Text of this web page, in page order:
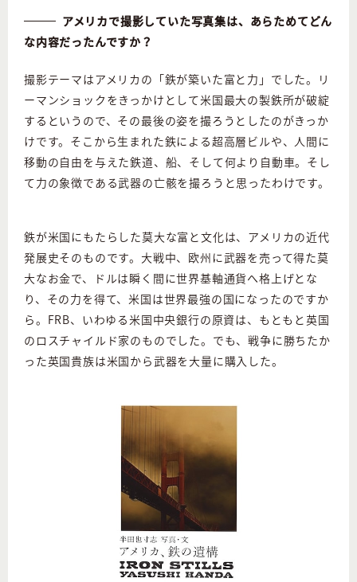
アメリカで撮影していた写真集は、あらためてどん
な内容だったんですか？
撮影テーマはアメリカの「鉄が築いた富と力」でした。リ
ーマンショックをきっかけとして米国最大の製鉄所が破綻
するというので、その最後の姿を撮ろうとしたのがきっか
けです。そこから生まれた鉄による超高層ビルや、人間に
移動の自由を与えた鉄道、船、そして何より自動車。そし
て力の象徴である武器の亡骸を撮ろうと思ったわけです。
鉄が米国にもたらした莫大な富と文化は、アメリカの近代
発展史そのものです。大戦中、欧州に武器を売って得た莫
大なお金で、ドルは瞬く間に世界基軸通貨へ格上げとな
り、その力を得て、米国は世界最強の国になったのですか
ら。FRB、いわゆる米国中央銀行の原資は、もともと英国
のロスチャイルド家のものでした。でも、戦争に勝ちたか
った英国貴族は米国から武器を大量に購入した。